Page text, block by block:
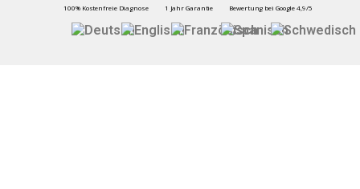
100% Kostenfreie Diagnose 1 Jahr Garantie Bewertung bei Google 4,9/5